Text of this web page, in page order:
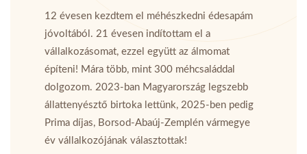
12 évesen kezdtem el méhészkedni édesapám
jóvoltából. 21 évesen indítottam el a
vállalkozásomat, ezzel együtt az álmomat
építeni! Mára több, mint 300 méhcsaláddal
dolgozom. 2023-ban Magyarország legszebb
állattenyésztő birtoka lettünk, 2025-ben pedig
Prima díjas, Borsod-Abaúj-Zemplén vármegye
év vállalkozójának választottak!